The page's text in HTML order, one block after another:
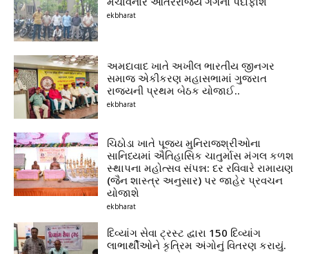
ekbharat
અમદાવાદ ખાતે અખીલ ભારતીય જીનગર
સમાજ એકીકરણ મહાસભામાં ગુજરાત
રાજ્યની પ્રથમ બેઠક યોજાઈ..
ekbharat
ચિઠોડા ખાતે પૂજ્ય મુનિરાજશ્રીઓના
સાનિધ્યમાં ઐતિહાસિક ચાતુર્માસ મંગલ કળશ
સ્થાપના મહોત્સવ સંપન્ન: દર રવિવારે રામાયણ
(જૈન શાસ્ત્ર અનુસાર) પર જાહેર પ્રવચન
યોજાશે
ekbharat
દિવ્યાંગ સેવા ટ્રસ્ટ દ્વારા 150 દિવ્યાંગ
લાભાર્થીઓને કૃત્રિમ અંગોનું વિતરણ કરાયું.